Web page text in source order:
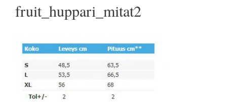
fruit_huppari_mitat2